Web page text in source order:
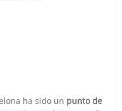
ha sido un punto de